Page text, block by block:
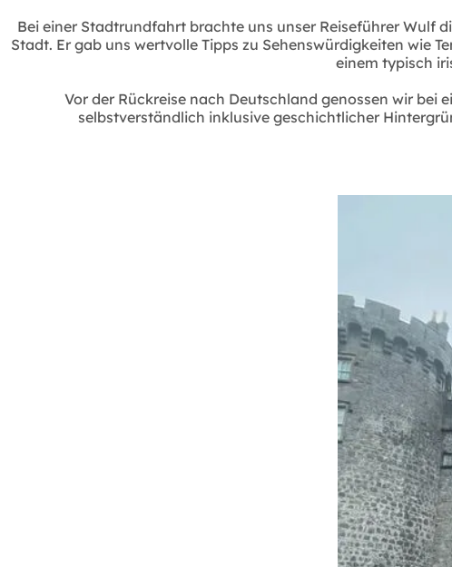
Bei einer Stadtrundfahrt brachte uns unser Reiseführer Wulf
Stadt. Er gab uns wertvolle Tipps zu Sehenswürdigkeiten wie
einem typisch
Vor der Rückreise nach Deutschland genossen wir
selbstverständlich inklusive geschichtlicher